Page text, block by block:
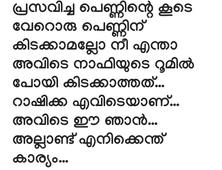
പ്രസവിച്ച പെണ്ണിന്റെ കൂടെ
വേറൊരു പെണ്ണിന്
കിടക്കാമല്ലോ നീ എന്താ
അവിടെ നാഫിയുടെ റൂമിൽ
പോയി കിടക്കാത്തത്…
റാഷിക്ക എവിടെയാണ്…
അവിടെ ഈ ഞാൻ…
അല്ലാണ്ട് എനിക്കെന്ത്
കാര്യം…